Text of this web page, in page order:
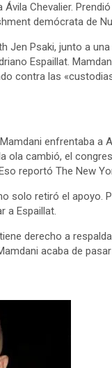
Chevalier.
demócrata de
Jen Psaki, junto a
Espaillat.
contra las
enfrentaba a
ola cambió, el
reportó The New
solo retiró el apoyo.
a Espaillat.
derecho a
acaba de